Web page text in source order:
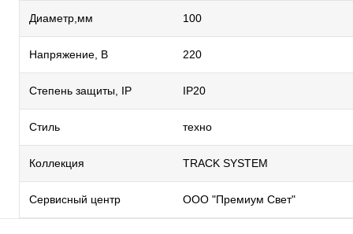
Диаметр,мм 100
Напряжение, В 220
Степень защиты, IP IP20
Стиль техно
Коллекция TRACK SYSTEM
Сервисный центр ООО "Премиум Свет"